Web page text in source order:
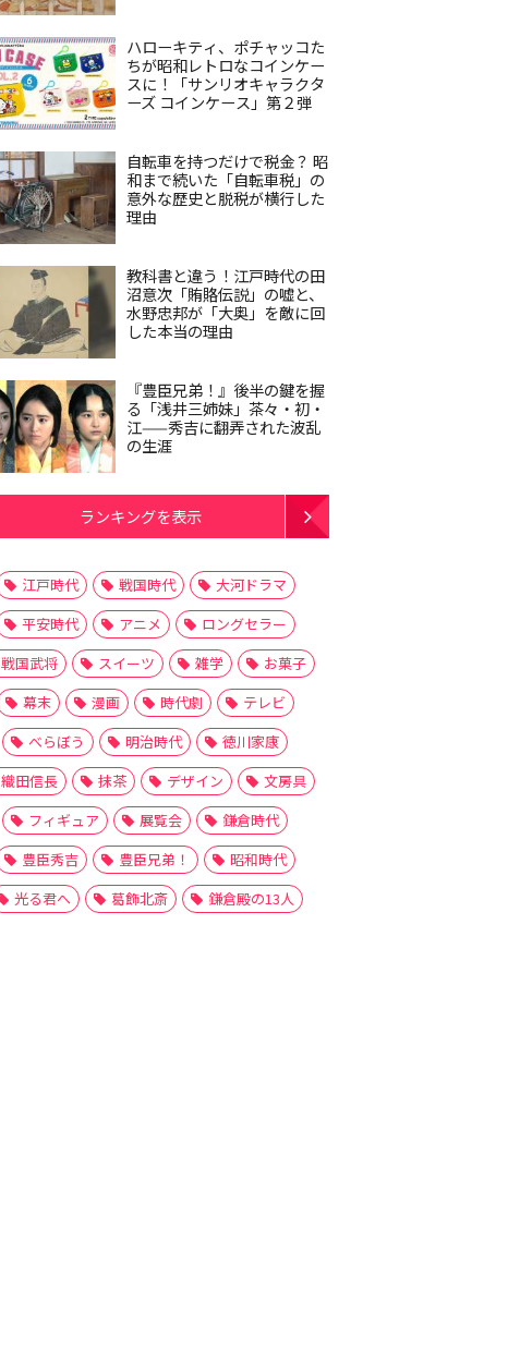
ハローキティ、ポチャッコた
ちが昭和レトロなコインケー
スに！「サンリオキャラクタ
ーズ コインケース」第２弾
自転車を持つだけで税金？ 昭
和まで続いた「自転車税」の
意外な歴史と脱税が横行した
理由
教科書と違う！江戸時代の田
沼意次「賄賂伝説」の嘘と、
水野忠邦が「大奥」を敵に回
した本当の理由
『豊臣兄弟！』後半の鍵を握
る「浅井三姉妹」茶々・初・
江——秀吉に翻弄された波乱
の生涯
ランキングを表示
江戸時代 戦国時代
大河ドラマ
平安時代
アニメ
ロングセラー
戦国武将
スイーツ 雑学
お菓子
幕末
漫画 時代劇
テレビ
べらぼう
明治時代
徳川家康
織田信長
抹茶 デザイン
文房具
フィギュア
展覧会
鎌倉時代
豊臣秀吉
豊臣兄弟！
昭和時代
光る君へ
葛飾北斎 鎌倉殿の13人